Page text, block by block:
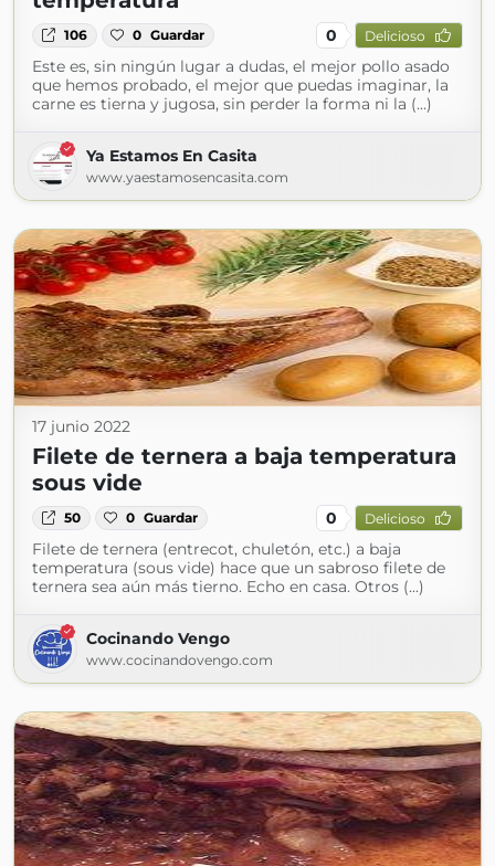
106 0 Guardar 0 Delicioso
Este es, sin ningún lugar a dudas, el mejor pollo asado
que hemos probado, el mejor que puedas imaginar, la
carne es tierna y jugosa, sin perder la forma ni la (...)
Ya Estamos En Casita
www.yaestamosencasita.com
17 junio 2022
Filete de ternera a baja temperatura
sous vide
50 0 Guardar 0 Delicioso
Filete de ternera (entrecot, chuletón, etc.) a baja
temperatura (sous vide) hace que un sabroso filete de
ternera sea aún más tierno. Echo en casa. Otros (...)
Cocinando Vengo
www.cocinandovengo.com